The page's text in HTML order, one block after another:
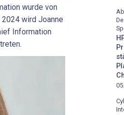
wurde von
wird Joanne
Information